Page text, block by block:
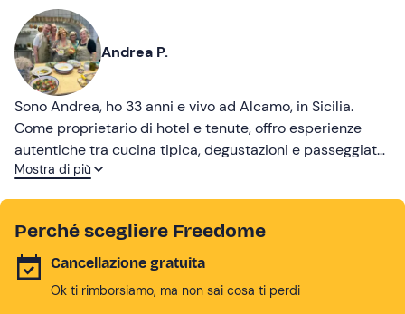
Andrea P.
Sono Andrea, ho 33 anni e vivo ad Alcamo, in Sicilia.
Come proprietario di hotel e tenute, offro esperienze
autentiche tra cucina tipica, degustazioni e passeggiate
tra i miei vigneti e uliveti. Porto avanti il mio lavoro con
Mostra di più
Perché scegliere Freedome
Cancellazione gratuita
Ok ti rimborsiamo, ma non sai cosa ti perdi